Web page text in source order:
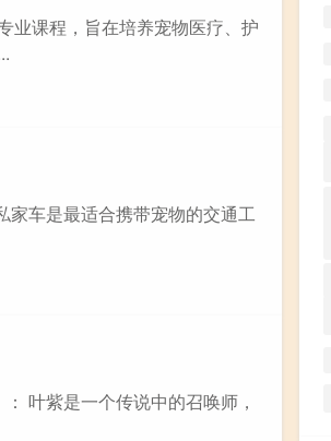
业课程，旨在培养宠物医疗、护
家车是最适合携带宠物的交通工
叶紫是一个传说中的召唤师，